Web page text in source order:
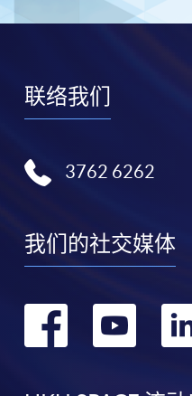
联络我们
3762 6262
我们的社交媒体
转 转